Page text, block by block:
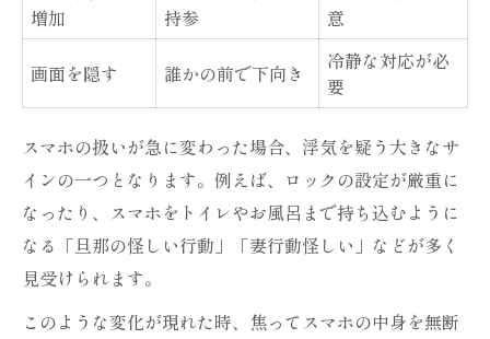
増加
持参
意
画面を隠す 誰かの前で下向き
冷静な対応が必
要
スマホの扱いが急に変わった場合、浮気を疑う大きなサ
インの一つとなります。例えば、ロックの設定が厳重に
なったり、スマホをトイレやお風呂まで持ち込むように
なる「旦那の怪しい行動」「妻行動怪しい」などが多く
見受けられます。
このような変化が現れた時、焦ってスマホの中身を無断